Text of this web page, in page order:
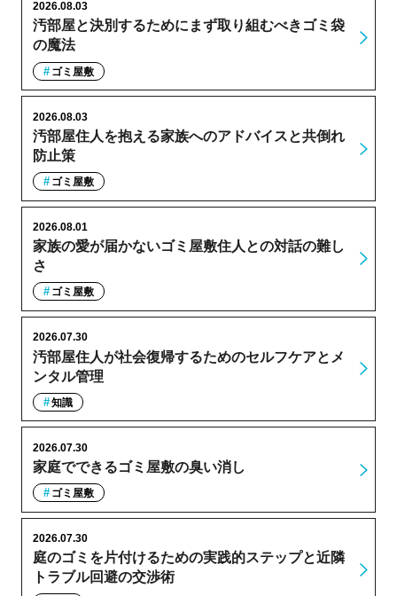
汚部屋と決別するためにまず取り組むべきゴミ袋
の魔法
2026.08.03
ゴミ屋敷
汚部屋住人を抱える家族へのアドバイスと共倒れ
防止策
2026.08.03
ゴミ屋敷
家族の愛が届かないゴミ屋敷住人との対話の難し
さ
2026.08.01
ゴミ屋敷
汚部屋住人が社会復帰するためのセルフケアとメ
ンタル管理
2026.07.30
知識
家庭でできるゴミ屋敷の臭い消し
2026.07.30
ゴミ屋敷
庭のゴミを片付けるための実践的ステップと近隣
トラブル回避の交渉術
2026.07.30